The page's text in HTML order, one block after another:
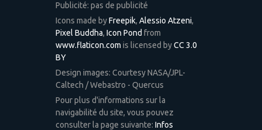
Publicité: pas de publicité
Icons made byFreepik, Alessio Atzeni,
Pixel Buddha, Icon Pond from
www.flaticon.com is licensed byCC 3.0
BY
Design images: Courtesy NASA/JPL-
Caltech / Webastro - Quercus
Pour plus d'informations sur la
navigabilité du site, vous pouvez
consulter la page suivante: Infos